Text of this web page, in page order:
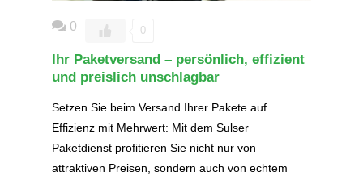
0 0
Ihr Paketversand – persönlich, effizient
und preislich unschlagbar
Setzen Sie beim Versand Ihrer Pakete auf
Effizienz mit Mehrwert: Mit dem Sulser
Paketdienst profitieren Sie nicht nur von
attraktiven Preisen, sondern auch von echtem